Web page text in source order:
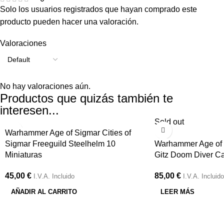
Valoraciones
No hay valoraciones aún.
Solo los usuarios registrados que hayan comprado este
producto pueden hacer una valoración.
Productos que quizás también te
interesen...
Warhammer Age of Sigmar Cities of
Sigmar Freeguild Steelhelm 10
Miniaturas
45,00 € I.V.A. Incluido
AÑADIR AL CARRITO
Sold out
Warhammer Age
Gitz Doom Diver
85,00 € I.V.A. Incluido
LEER MÁS